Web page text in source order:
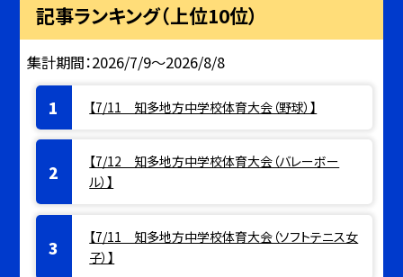
記事ランキング（上位10位）
集計期間：2026/7/9～2026/8/8
【7/11 知多地方中学校体育大会（野球）】
【7/12 知多地方中学校体育大会（バレーボー
ル）】
【7/11 知多地方中学校体育大会（ソフトテニス女
子）】